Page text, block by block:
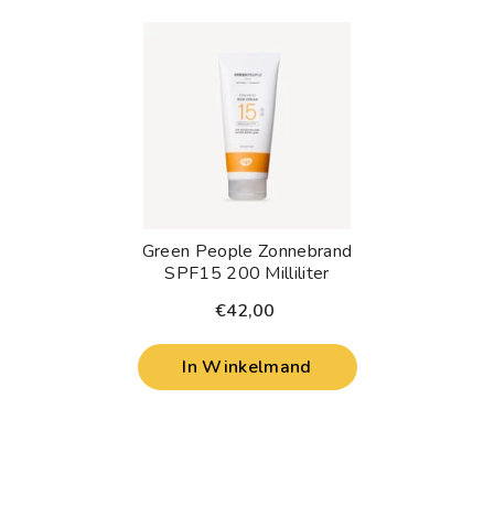
Green People Zonnebrand
SPF15 200 Milliliter
€42,00
In Winkelmand